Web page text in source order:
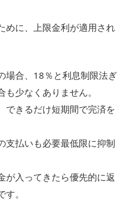
めに、上限金利が適用され
場合、18％と利息制限法ぎ
少なくありません。
できるだけ短期間で完済を
支払いも必要最低限に抑制
が入ってきたら優先的に返
。